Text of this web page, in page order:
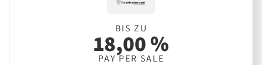
BIS ZU
18,00 %
PAY PER SALE